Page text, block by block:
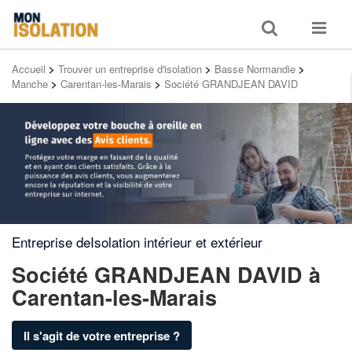
Toggle
search
Toggle
Accueil > Trouver un entreprise d'isolation > Basse Normandie >
Manche > Carentan-les-Marais > Société GRANDJEAN DAVID
Entreprise deIsolation intérieur et extérieur
Société GRANDJEAN DAVID à
Carentan-les-Marais
Il s'agit de votre entreprise ?